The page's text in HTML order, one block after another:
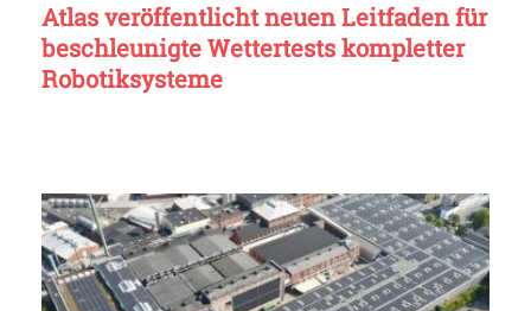
Atlas veröffentlicht neuen Leitfaden für
beschleunigte Wettertests kompletter
Robotiksysteme